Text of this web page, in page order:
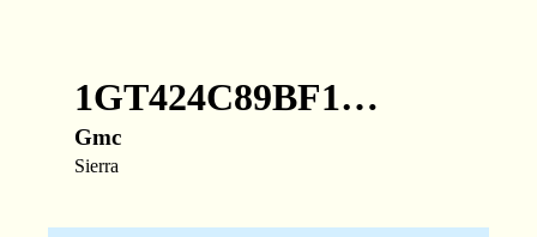
1GT424C89BF1…
Gmc
Sierra